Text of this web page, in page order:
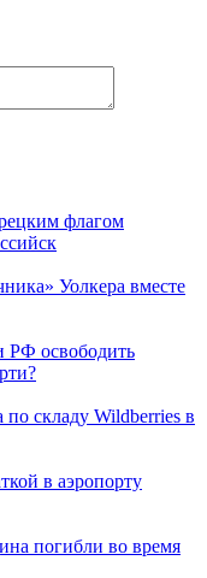
флагом
Уолкера вместе
освободить
по складу Wildberries в
в аэропорту
погибли во время